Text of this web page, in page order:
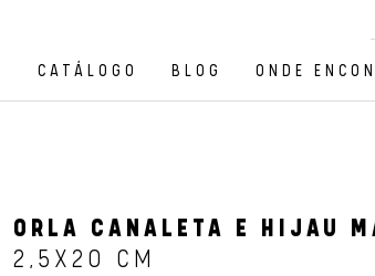
CATÁLOGO BLOG ONDE
ORLA CANALETA E HIJAU
2,5X20 CM